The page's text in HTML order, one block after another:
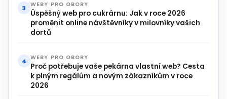
3 WEBY PRO OBORY
Úspěšný web pro cukrárnu: Jak v roce 2026
proměnit online návštěvníky v milovníky vašich
dortů
4 WEBY PRO OBORY
Proč potřebuje vaše pekárna vlastní web? Cesta
k plným regálům a novým zákazníkům v roce
2026